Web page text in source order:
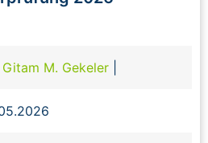
Gitam M. Gekeler